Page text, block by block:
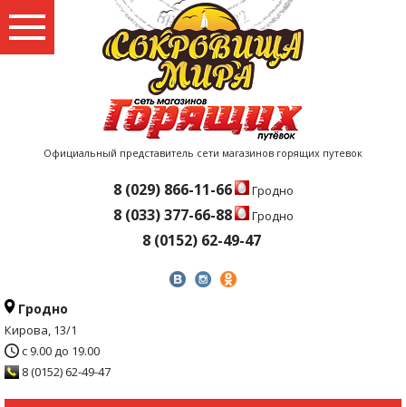
Официальный представитель сети магазинов горящих путевок
8 (029) 866-11-66 Гродно
8 (033) 377-66-88 Гродно
8 (0152) 62-49-47
Гродно
Кирова, 13/1
с 9.00 до 19.00
8 (0152) 62-49-47